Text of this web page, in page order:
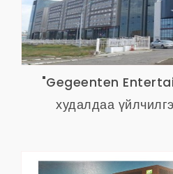
"Gegeenten
худалдаа